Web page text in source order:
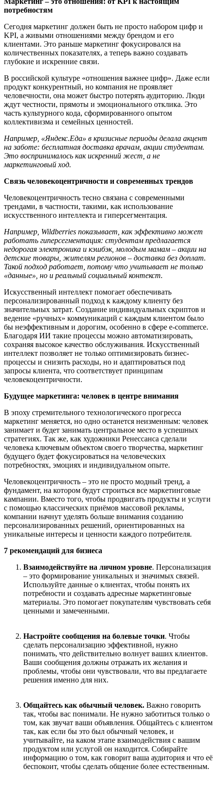
потребностям
Сегодня маркетинг должен быть не просто набором цифр и
KPI, а живыми отношениями между брендом и его
клиентами. Это раньше маркетинг фокусировался на
количественных показателях, а теперь важно создавать
глубокие и искренние связи.
В российской культуре «отношения важнее цифр». Даже если
продукт конкурентный, но компания не проявляет
человечности, она может быстро потерять аудиторию. Люди
ждут честности, прямоты и эмоционального отклика. Это
часть культурного кода, сформированного опытом
коллективизма и семейных ценностей.
Например, «Яндекс.Еда» в кризисные периоды делала акцент
на заботе: бесплатная доставка врачам, акции студентам.
Это воспринималось как искренний жест, а не
маркетинговый ход.
Связь человекоцентричности и современных трендов
Человекоцентричность тесно связана с современными
трендами, в частности, такими, как использование
искусственного интеллекта и гиперсегментация.
Например, Wildberries показывает, какэффективно может
работать гиперсегментация: студентам предлагается
недорогая электроника и кэшбэк, молодым мамам – акции на
детские товары, жителям регионов – доставка без доплат.
Такой подход работает, потому что учитывает не только
«данные», но и реальный социальный контекст.
Искусственный интеллект помогает обеспечивать
персонализированный подход к каждому клиенту без
значительных затрат. Создание индивидуальных скриптов и
ведение «ручных» коммуникаций с каждым клиентом было
бы неэффективным и дорогим, особенно в сфере e-commerce.
Благодаря ИИ такие процессы можно автоматизировать,
сохраняя высокое качество обслуживания. Искусственный
интеллект позволяет не только оптимизировать бизнес-
процессы и снизить расходы, но и адаптироваться под
запросы клиента, что соответствует принципам
человекоцентричности.
Будущее маркетинга: человек в центре внимания
В эпоху стремительного технологического прогресса
маркетинг меняется, но одно останется неизменным: человек
занимает и будет занимать центральное место в успешных
стратегиях. Так же, как художники Ренессанса сделали
человека ключевым объектом своего творчества, маркетинг
будущего будет фокусироваться на человеческих
потребностях, эмоциях и индивидуальном опыте.
Человекоцентричность – это не просто модный тренд, а
фундамент, на котором будут строиться все маркетинговые
кампании. Вместо того, чтобы продвигать продукты и услуги
с помощью классических приёмов массовой рекламы,
компании начнут уделять больше внимания созданию
персонализированных решений, ориентированных на
уникальные интересы и ценности каждого потребителя.
7 рекомендаций для бизнеса
Взаимодействуйте на личном уровне. Персонализация
– это формирование уникальных и значимых связей.
Используйте данные о клиентах, чтобы понять их
потребности и создавать адресные маркетинговые
материалы. Это помогает покупателям чувствовать себя
ценными и замеченными.
Настройте сообщения на болевые точки. Чтобы
сделать персонализацию эффективной, нужно
понимать, что действительно волнует ваших клиентов.
Ваши сообщения должны отражать их желания и
проблемы, чтобы они чувствовали, что вы предлагаете
решения именно для них.
Общайтесь как обычный человек. Важно говорить
так, чтобы вас понимали. Не нужно заботиться только о
том, как звучат ваши объявления. Общайтесь с клиентом
так, как если бы это был обычный человек, и
учитывайте, на каком этапе взаимодействия с вашим
продуктом или услугой он находится. Собирайте
информацию о том, как говорит ваша аудитория и что её
беспокоит, чтобы сделать общение более естественным.